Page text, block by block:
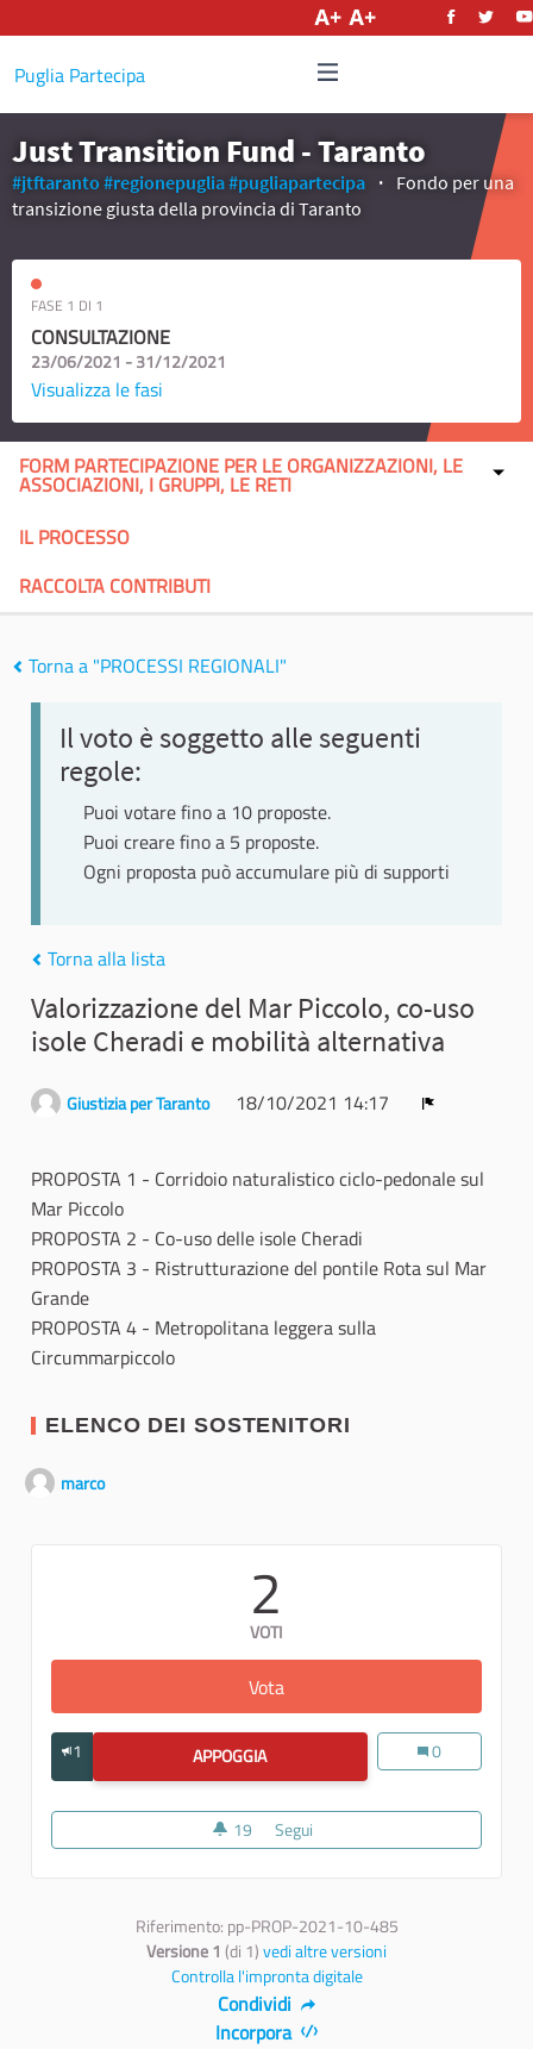
Puglia Partecipa
Just Transition Fund - Taranto
#jtftaranto #regionepuglia#pugliapartecipa
Fondo per una
transizione giusta della provincia di Taranto
FASE 1 DI 1
CONSULTAZIONE
23/06/2021 - 31/12/2021
Visualizza le fasi
FORM PARTECIPAZIONE PER LE ORGANIZZAZIONI, LE
ASSOCIAZIONI, I GRUPPI, LE RETI
IL PROCESSO
RACCOLTA CONTRIBUTI
Torna a "PROCESSI REGIONALI"
Il voto è soggetto alle seguenti
regole:
Puoi votare fino a 10 proposte.
Puoi creare fino a 5 proposte.
Ogni proposta può accumulare più di supporti
Torna alla lista
Valorizzazione del Mar Piccolo, co-uso
isole Cheradi e mobilità alternativa
Giustizia per Taranto 18/10/2021 14:17
PROPOSTA 1 - Corridoio naturalistico ciclo-pedonale sul
Mar Piccolo
PROPOSTA 2 - Co-uso delle isole Cheradi
PROPOSTA 3 - Ristrutturazione del pontile Rota sul Mar
Grande
PROPOSTA 4 - Metropolitana leggera sulla
Circummarpiccolo
ELENCO DEI SOSTENITORI
marco
2
VOTI
Vota
1 APPOGGIAVALORIZZAZIONE DEL MARValorizzazione
0
19 19 sostenitori
Segui
Riferimento: pp-PROP-2021-10-485
Versione 1 (di 1)vedi altre versioni
Controlla l'impronta digitale
Condividi
Incorpora